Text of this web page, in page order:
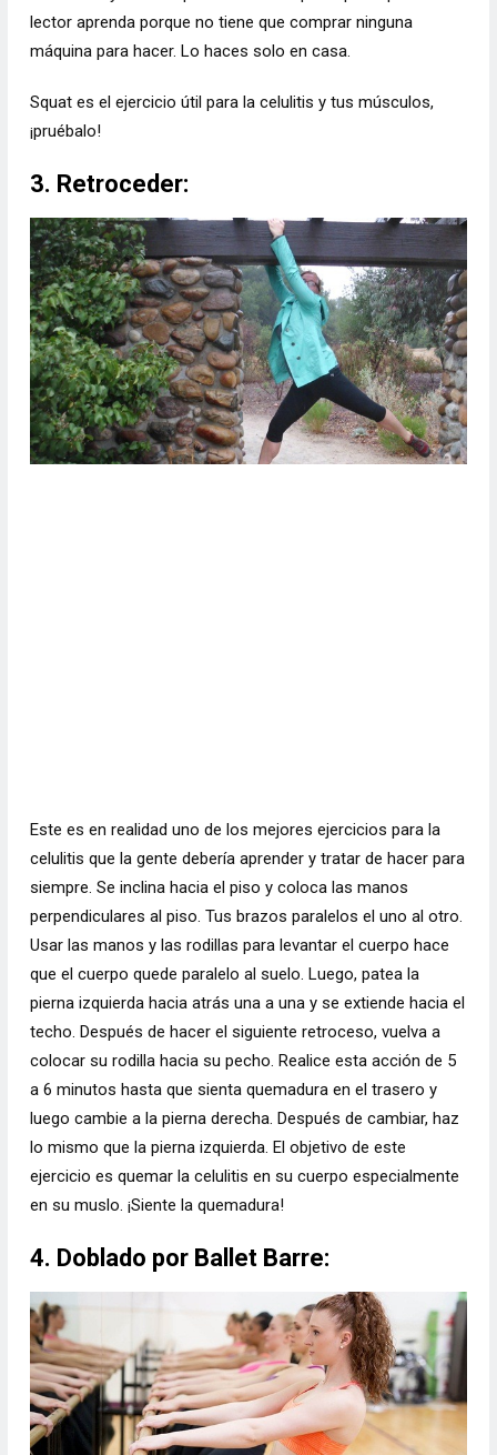
lector aprenda porque no tiene que comprar ninguna
máquina para hacer. Lo haces solo en casa.
Squat es el ejercicio útil para la celulitis y tus músculos,
¡pruébalo!
3. Retroceder:
Este es en realidad uno de los mejores ejercicios para la
celulitis que la gente debería aprender y tratar de hacer para
siempre. Se inclina hacia el piso y coloca las manos
perpendiculares al piso. Tus brazos paralelos el uno al otro.
Usar las manos y las rodillas para levantar el cuerpo hace
que el cuerpo quede paralelo al suelo. Luego, patea la
pierna izquierda hacia atrás una a una y se extiende hacia el
techo. Después de hacer el siguiente retroceso, vuelva a
colocar su rodilla hacia su pecho. Realice esta acción de 5
a 6 minutos hasta que sienta quemadura en el trasero y
luego cambie a la pierna derecha. Después de cambiar, haz
lo mismo que la pierna izquierda. El objetivo de este
ejercicio es quemar la celulitis en su cuerpo especialmente
en su muslo. ¡Siente la quemadura!
4. Doblado por Ballet Barre: